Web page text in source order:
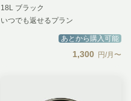
18L ブラック
いつでも返せるプラン
あとから購入可能
1,300 円/月〜